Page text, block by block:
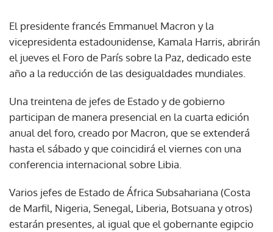
El presidente francés Emmanuel Macron y la
vicepresidenta estadounidense, Kamala Harris, abrirán
el jueves el Foro de París sobre la Paz, dedicado este
año a la reducción de las desigualdades mundiales.
Una treintena de jefes de Estado y de gobierno
participan de manera presencial en la cuarta edición
anual del foro, creado por Macron, que se extenderá
hasta el sábado y que coincidirá el viernes con una
conferencia internacional sobre Libia.
Varios jefes de Estado de África Subsahariana (Costa
de Marfil, Nigeria, Senegal, Liberia, Botsuana y otros)
estarán presentes, al igual que el gobernante egipcio